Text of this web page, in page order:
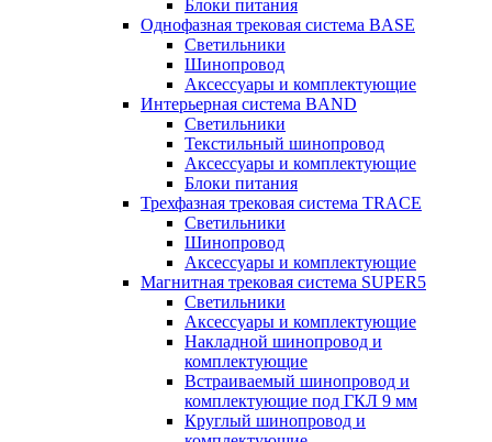
Блоки питания
Однофазная трековая система BASE
Светильники
Шинопровод
Аксессуары и комплектующие
Интерьерная система BAND
Светильники
Текстильный шинопровод
Аксессуары и комплектующие
Блоки питания
Трехфазная трековая система TRACE
Светильники
Шинопровод
Аксессуары и комплектующие
Магнитная трековая система SUPER5
Светильники
Аксессуары и комплектующие
Накладной шинопровод и
комплектующие
Встраиваемый шинопровод и
комплектующие под ГКЛ 9 мм
Круглый шинопровод и